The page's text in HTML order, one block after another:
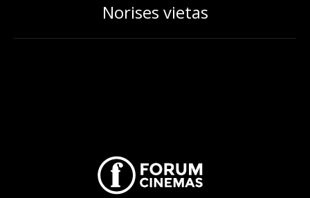
Norises vietas